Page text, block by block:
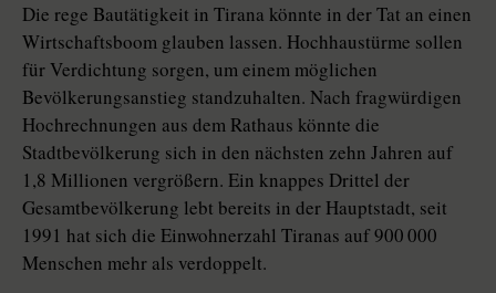
Die rege Bautätigkeit in Tirana könnte in der Tat an einen
Wirtschaftsboom glauben lassen. Hochhaustürme sollen
für Verdichtung sorgen, um einem möglichen
Bevölkerungsanstieg standzuhalten. Nach fragwürdigen
Hochrechnungen aus dem Rathaus könnte die
Stadtbevölkerung sich in den nächsten zehn Jahren auf
1,8 Millionen vergrößern. Ein knappes Drittel der
Gesamtbevölkerung lebt bereits in der Hauptstadt, seit
1991 hat sich die Einwohnerzahl Tiranas auf 900 000
Menschen mehr als verdoppelt.